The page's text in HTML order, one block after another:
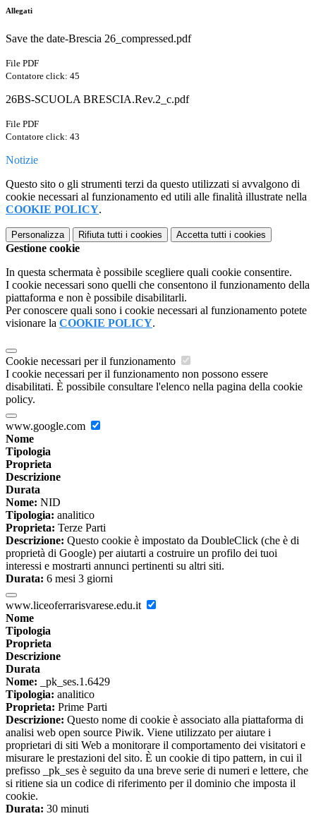
Allegati
Save the date-Brescia 26_compressed.pdf
File PDF
Contatore click: 45
26BS-SCUOLA BRESCIA.Rev.2_c.pdf
File PDF
Contatore click: 43
Notizie
Questo sito o gli strumenti terzi da questo utilizzati si avvalgono di
cookie necessari al funzionamento ed utili alle finalità illustrate nella
COOKIE POLICY.
Personalizza Rifiuta tutti i cookies Accetta tutti i cookies
Gestione cookie
In questa schermata è possibile scegliere quali cookie consentire.
I cookie necessari sono quelli che consentono il funzionamento della
piattaforma e non è possibile disabilitarli.
Per conoscere quali sono i cookie necessari al funzionamento potete
visionare la COOKIE POLICY.
Cookie necessari per il funzionamento
I cookie necessari per il funzionamento non possono essere
disabilitati. È possibile consultare l'elenco nella pagina della cookie
policy.
www.google.com
Nome
Tipologia
Proprieta
Descrizione
Durata
Nome: NID
Tipologia: analitico
Proprieta: Terze Parti
Descrizione: Questo cookie è impostato da DoubleClick (che è di
proprietà di Google) per aiutarti a costruire un profilo dei tuoi
interessi e mostrarti annunci pertinenti su altri siti.
Durata: 6 mesi 3 giorni
www.liceoferrarisvarese.edu.it
Nome
Tipologia
Proprieta
Descrizione
Durata
Nome: _pk_ses.1.6429
Tipologia: analitico
Proprieta: Prime Parti
Descrizione: Questo nome di cookie è associato alla piattaforma di
analisi web open source Piwik. Viene utilizzato per aiutare i
proprietari di siti Web a monitorare il comportamento dei visitatori e
misurare le prestazioni del sito. È un cookie di tipo pattern, in cui il
prefisso _pk_ses è seguito da una breve serie di numeri e lettere, che
si ritiene sia un codice di riferimento per il dominio che imposta il
cookie.
Durata: 30 minuti